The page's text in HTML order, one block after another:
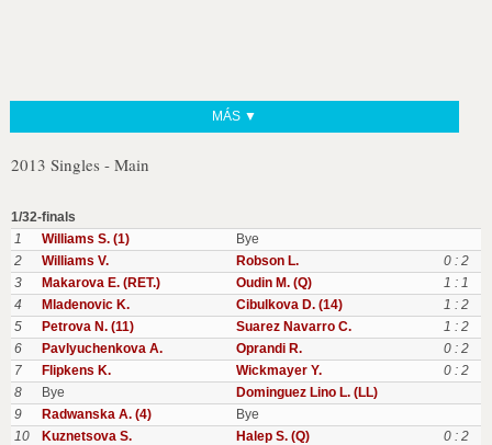
MÁS ▼
2013 Singles - Main
1/32-finals
1
Williams S. (1)
Bye
2
Williams V. Robson L.
0 : 2
3
Makarova E. (RET.) Oudin M. (Q)
1 : 1
4
Mladenovic K. Cibulkova D. (14)
1 : 2
5
Petrova N. (11) Suarez Navarro C.
1 : 2
6
Pavlyuchenkova A. Oprandi R.
0 : 2
7
Flipkens K. Wickmayer Y.
0 : 2
8
Bye
Dominguez Lino L. (LL)
9
Radwanska A. (4)
Bye
10
Kuznetsova S. Halep S. (Q)
0 : 2